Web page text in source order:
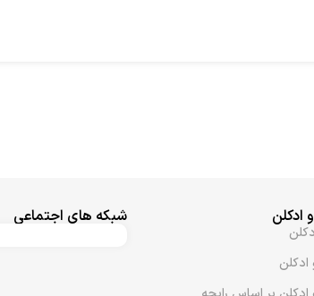
ادکلن شبکه های اجتماعی